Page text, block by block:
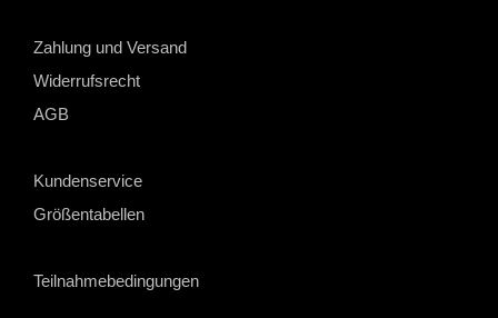
Zahlung und Versand
Widerrufsrecht
AGB
Kundenservice
Größentabellen
Teilnahmebedingungen